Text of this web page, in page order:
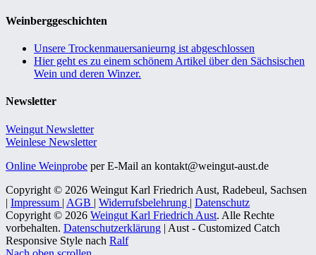
Weinberggeschichten
Unsere Trockenmauersanieurng ist abgeschlossen
Hier geht es zu einem schönem Artikel über den Sächsischen
Wein und deren Winzer.
Newsletter
Weingut Newsletter
Weinlese Newsletter
Online Weinprobe per E-Mail an kontakt@weingut-aust.de
Copyright © 2026 Weingut Karl Friedrich Aust, Radebeul, Sachsen
| Impressum | AGB | Widerrufsbelehrung | Datenschutz
Copyright © 2026 Weingut Karl Friedrich Aust. Alle Rechte
vorbehalten. Datenschutzerklärung | Aust - Customized Catch
Responsive Style nach Ralf